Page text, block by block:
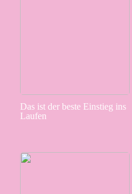
Das ist der beste Einstieg ins
Laufen